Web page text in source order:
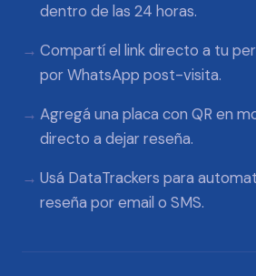
dentro de las 24 horas.
Compartí el link directo a tu
por WhatsApp post-visita.
Agregá una placa con QR en
directo a dejar reseña.
Usá DataTrackers para
reseña por email o SMS.